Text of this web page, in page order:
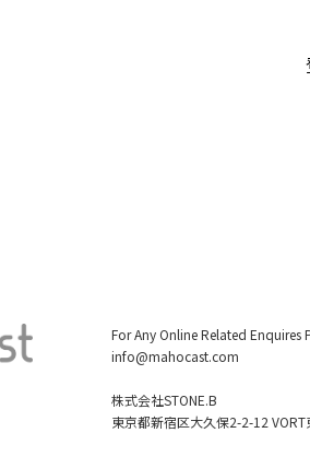
For Any Online Related Enquires
info@mahocast.com
株式会社STONE.B
東京都新宿区大久保2-2-12 VORT